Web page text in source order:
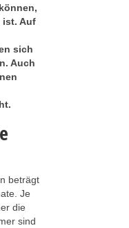
ist. Auf
sich
Auch
beträgt
Je
die
sind